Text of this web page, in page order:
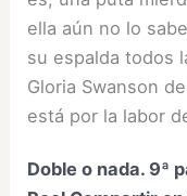
ella aún no lo
su espalda todos
Gloria Swanson de
está por la labor
Doble o nada. 9ª